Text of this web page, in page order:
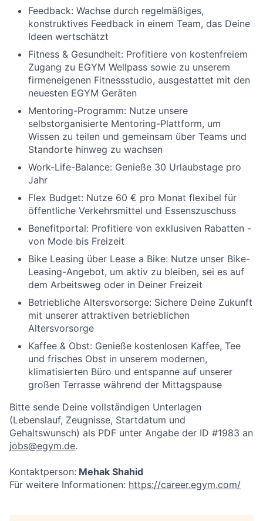
Feedback: Wachse durch regelmäßiges,
konstruktives Feedback in einem Team, das Deine
Ideen wertschätzt
Fitness & Gesundheit: Profitiere von kostenfreiem
Zugang zu EGYM Wellpass sowie zu unserem
firmeneigenen Fitnessstudio, ausgestattet mit den
neuesten EGYM Geräten
Mentoring-Programm: Nutze unsere
selbstorganisierte Mentoring-Plattform, um
Wissen zu teilen und gemeinsam über Teams und
Standorte hinweg zu wachsen
Work-Life-Balance: Genieße 30 Urlaubstage pro
Jahr
Flex Budget: Nutze 60 € pro Monat flexibel für
öffentliche Verkehrsmittel und Essenszuschuss
Benefitportal: Profitiere von exklusiven Rabatten -
von Mode bis Freizeit
Bike Leasing über Lease a Bike: Nutze unser Bike-
Leasing-Angebot, um aktiv zu bleiben, sei es auf
dem Arbeitsweg oder in Deiner Freizeit
Betriebliche Altersvorsorge: Sichere Deine Zukunft
mit unserer attraktiven betrieblichen
Altersvorsorge
Kaffee & Obst: Genieße kostenlosen Kaffee, Tee
und frisches Obst in unserem modernen,
klimatisierten Büro und entspanne auf unserer
großen Terrasse während der Mittagspause
Bitte sende Deine vollständigen Unterlagen
(Lebenslauf, Zeugnisse, Startdatum und
Gehaltswunsch) als PDF unter Angabe der ID #1983 an
jobs@egym.de.
Kontaktperson: Mehak Shahid
Für weitere Informationen: https://career.egym.com/